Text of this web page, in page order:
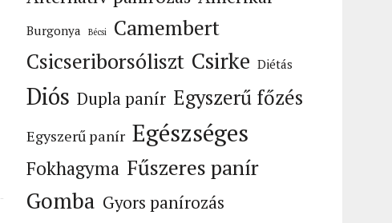
Burgonya Bécsi
Camembert
Csicseriborsóliszt Csirke Diétás
Diós Dupla panír Egyszerű főzés
Egyszerű panír Egészséges
Fokhagyma Fűszeres panír
Gomba Gyors panírozás